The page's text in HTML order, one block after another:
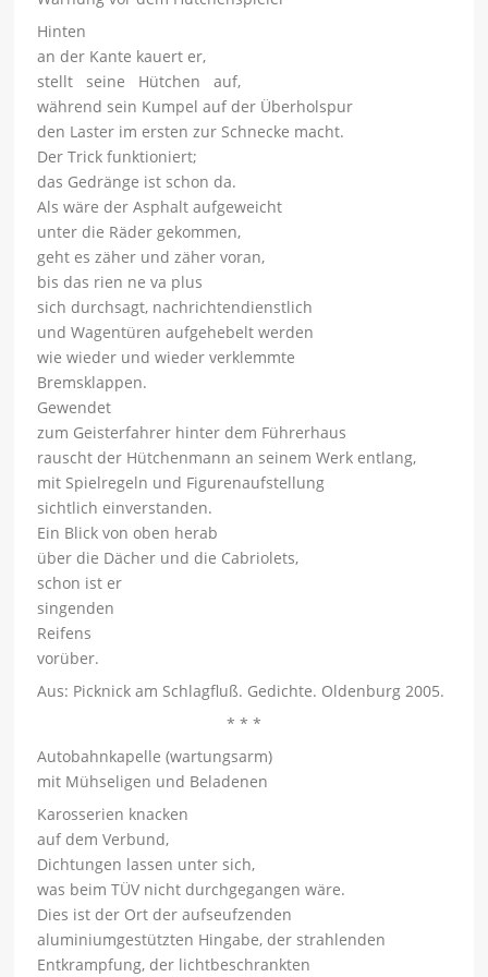
Hinten
an der Kante kauert er,
stellt seine Hütchen auf,
während sein Kumpel auf der Überholspur
den Laster im ersten zur Schnecke macht.
Der Trick funktioniert;
das Gedränge ist schon da.
Als wäre der Asphalt aufgeweicht
unter die Räder gekommen,
geht es zäher und zäher voran,
bis das rien ne va plus
sich durchsagt, nachrichtendienstlich
und Wagentüren aufgehebelt werden
wie wieder und wieder verklemmte
Bremsklappen.
Gewendet
zum Geisterfahrer hinter dem Führerhaus
rauscht der Hütchenmann an seinem Werk entlang,
mit Spielregeln und Figurenaufstellung
sichtlich einverstanden.
Ein Blick von oben herab
über die Dächer und die Cabriolets,
schon ist er
singenden
Reifens
vorüber.
Aus: Picknick am Schlagfluß. Gedichte. Oldenburg 2005.
* * *
Autobahnkapelle (wartungsarm)
mit Mühseligen und Beladenen
Karosserien knacken
auf dem Verbund,
Dichtungen lassen unter sich,
was beim TÜV nicht durchgegangen wäre.
Dies ist der Ort der aufseufzenden
aluminiumgestützten Hingabe, der strahlenden
Entkrampfung, der lichtbeschrankten